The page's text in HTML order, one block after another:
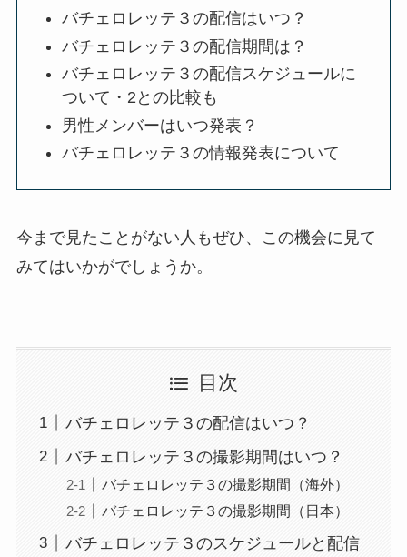
バチェロレッテ３の配信はいつ？
バチェロレッテ３の配信期間は？
バチェロレッテ３の配信スケジュールに
ついて・2との比較も
男性メンバーはいつ発表？
バチェロレッテ３の情報発表について
今まで見たことがない人もぜひ、この機会に見て
みてはいかがでしょうか。
目次
バチェロレッテ３の配信はいつ？
バチェロレッテ３の撮影期間はいつ？
バチェロレッテ３の撮影期間（海外）
バチェロレッテ３の撮影期間（日本）
バチェロレッテ３のスケジュールと配信